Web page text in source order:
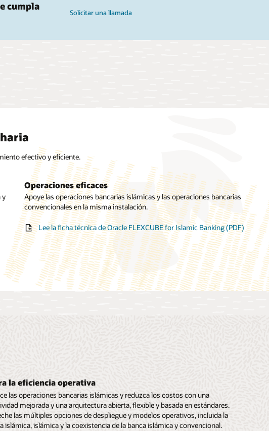
cumpla
Solicitar una llamada
efectivo y eficiente.
y
Operaciones eficaces
Apoye las operaciones bancarias islámicas y las operaciones bancarias
convencionales en la misma instalación.
Lee la ficha técnica de Oracle FLEXCUBE for Islamic Banking (PDF)
Gestión de la riqueza islámica
Implementar productos y ofertas de gestión de patrimonio que
cumplan con la Sharia.
Lee la ficha técnica de Oracle FLEXCUBE for Islamic Banking (PDF)
Sukuk
Gestione eficazmente las operaciones de gestión de activos y Sukuk.
Lee la ficha técnica de Oracle FLEXCUBE for Islamic Banking (PDF)
la eficiencia operativa
las operaciones bancarias islámicas y reduzca los costos con una
mejorada y una arquitectura abierta, flexible y basada en estándares.
las múltiples opciones de despliegue y modelos operativos, incluida la
islámica, islámica y la coexistencia de la banca islámica y convencional.